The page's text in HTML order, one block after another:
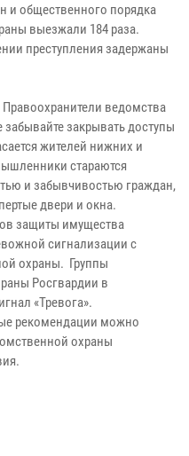
и общественного порядка
выезжали 184 раза.
преступления задержаны
ведомства
закрывать доступы
жителей нижних и
стараются
и забывчивостью граждан,
двери и окна.
защиты имущества
сигнализации с
охраны. Группы
Росгвардии в
«Тревога».
рекомендации можно
охраны